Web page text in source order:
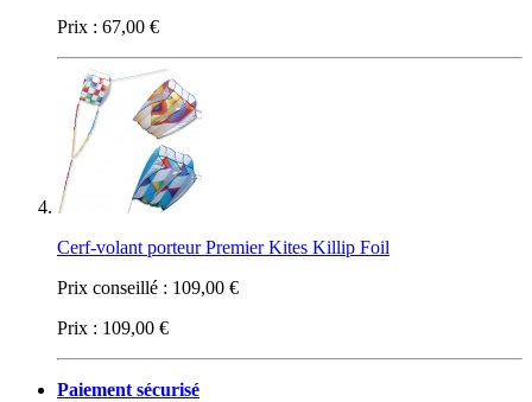
Prix : 67,00 €
Cerf-volant porteur Premier Kites Killip Foil
Prix conseillé : 109,00 €
Prix : 109,00 €
Paiement sécurisé